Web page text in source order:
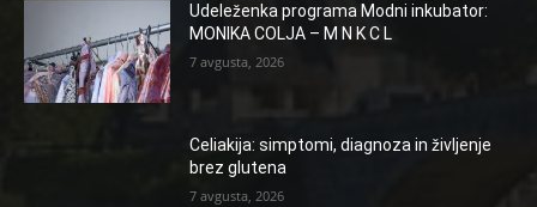
Udeleženka programa Modni inkubator:
MONIKA COLJA – M N K C L
7 avgusta, 2026
Celiakija: simptomi, diagnoza in življenje
brez glutena
7 avgusta, 2026